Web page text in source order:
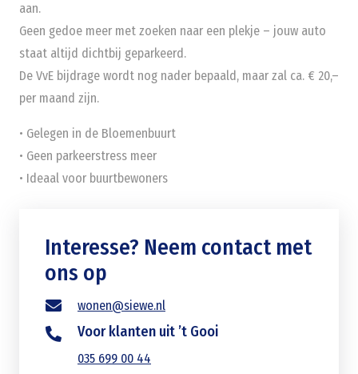
aan.
Geen gedoe meer met zoeken naar een plekje – jouw auto
staat altijd dichtbij geparkeerd.
De VvE bijdrage wordt nog nader bepaald, maar zal ca. € 20,–
per maand zijn.
• Gelegen in de Bloemenbuurt
• Geen parkeerstress meer
• Ideaal voor buurtbewoners
Interesse? Neem contact met
ons op
wonen@siewe.nl
Voor klanten uit ’t Gooi
035 699 00 44